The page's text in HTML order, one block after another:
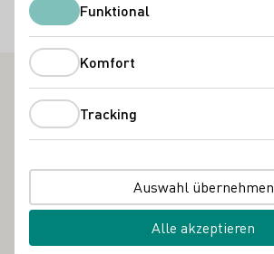
Natur
FunktionalFunktional
Komfort
Tracking
Auswahl übernehmen
Alle akzeptieren